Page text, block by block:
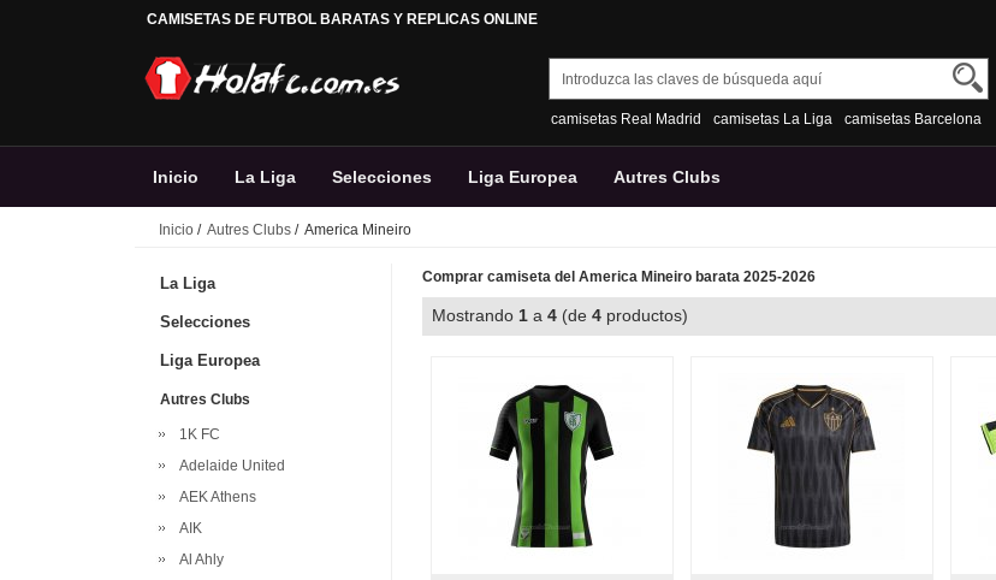
CAMISETAS DE FUTBOL BARATAS Y REPLICAS ONLINE
camisetas Real Madrid camisetas La Liga camisetas Barcelona
Inicio La Liga Selecciones Liga Europea Autres Clubs
Inicio / Autres Clubs / America Mineiro
La Liga
Selecciones
Liga Europea
Autres Clubs
1K FC
Adelaide United
AEK Athens
AIK
Al Ahly
Comprar camiseta del America Mineiro barata 2025-2026
Mostrando 1 a 4 (de 4 productos)